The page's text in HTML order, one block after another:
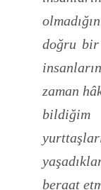
doğru bir
zaman
beraat